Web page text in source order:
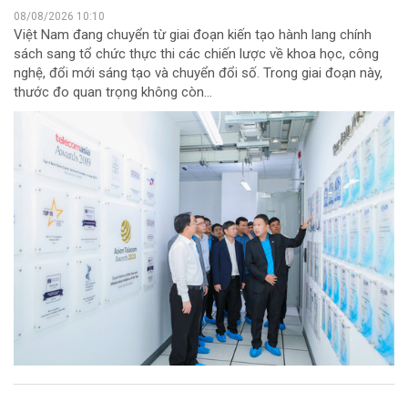
08/08/2026 10:10
Việt Nam đang chuyển từ giai đoạn kiến tạo hành lang chính
sách sang tổ chức thực thi các chiến lược về khoa học, công
nghệ, đổi mới sáng tạo và chuyển đổi số. Trong giai đoạn này,
thước đo quan trọng không còn...